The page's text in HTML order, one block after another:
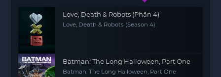
Love, Death & Robots (Phần 4)
Love, Death & Robots (Season 4)
Batman: The Long Halloween, Part One
Batman: The Long Halloween, Part One